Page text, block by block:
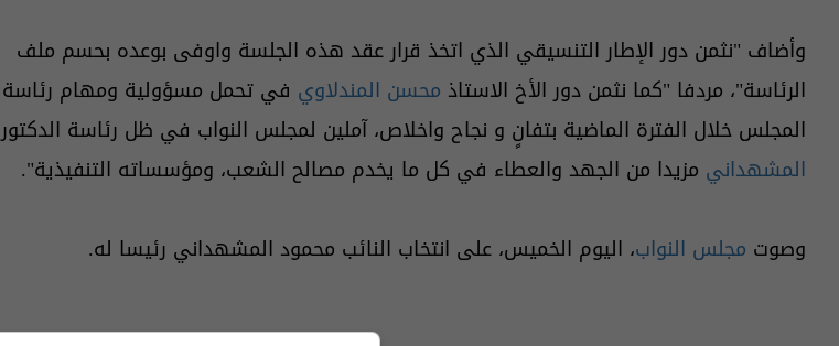
وأضاف "نثمن دور الإطار التنسيقي الذي اتخذ قرار عقد هذه الجلسة واوفى بوعده بحسم ملف
الرئاسة"، مردفا "كما نثمن دور الأخ الاستاذ محسن المندلاوي في تحمل مسؤولية ومهام رئاسة
المجلس خلال الفترة الماضية بتفانٍ و نجاح واخلاص، آملين لمجلس النواب في ظل رئاسة الدكتور
المشهداني مزيدا من الجهد والعطاء في كل ما يخدم مصالح الشعب، ومؤسساته التنفيذية".
وصوت مجلس النواب، اليوم الخميس، على انتخاب النائب محمود المشهداني رئيسا له.